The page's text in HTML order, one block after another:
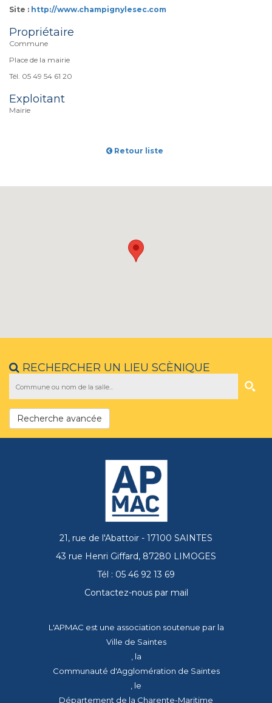
Site : http://www.champignylesec.com
Propriétaire
Commune
Place de la mairie
Tél. 05 49 54 61 20
Exploitant
Mairie
Retour liste
RECHERCHER UN LIEU SCÈNIQUE
Recherche avancée
21, rue de l'Abattoir - 17100 SAINTES
43 rue Henri Giffard, 87280 LIMOGES
Tél : 05 46 92 13 69
Contactez-nous par mail
L'APMAC est une association soutenue par la
Ville de Saintes
, la
Communauté d'Agglomération de Saintes
, le
Département de la Charente-Maritime